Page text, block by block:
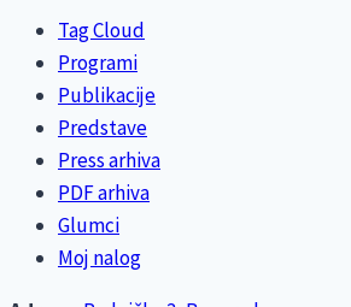
Tag Cloud
Programi
Publikacije
Predstave
Press arhiva
PDF arhiva
Glumci
Moj nalog